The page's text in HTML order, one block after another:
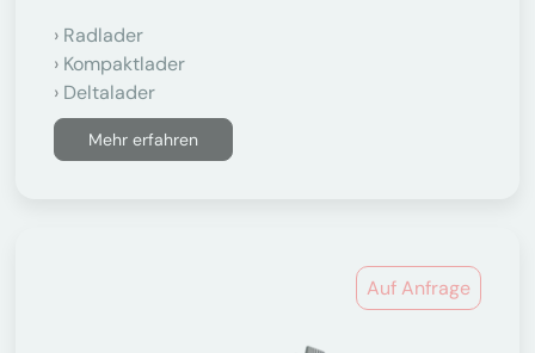
Radlader
Kompaktlader
Deltalader
Mehr erfahren
Auf Anfrage